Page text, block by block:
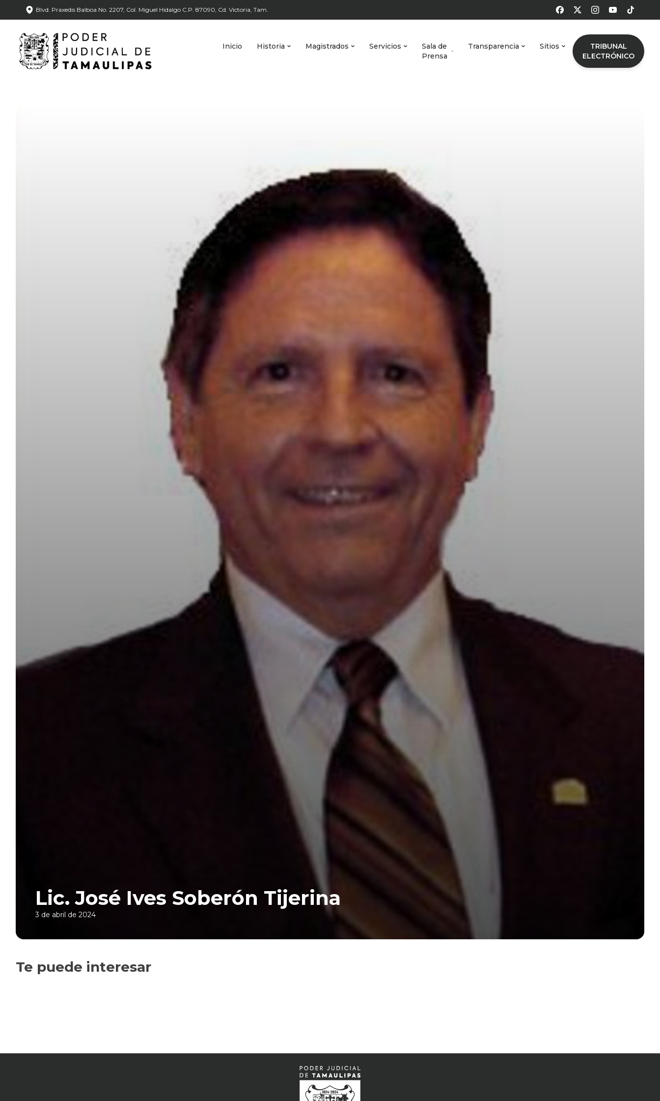
Blvd. Praxedis Balboa No. 2207, Col. Miguel Hidalgo C.P. 87090, Cd. Victoria, Tam.
Inicio Historia Magistrados Servicios
Sala de
Prensa
Transparencia Sitios
TRIBUNAL
ELECTRÓNICO
Lic. José Ives Soberón Tijerina
3 de abril de 2024
Te puede interesar